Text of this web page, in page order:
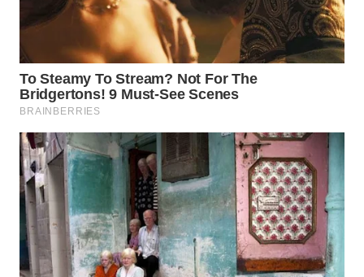
WAHANA
TANI
WAHANA
ADVOKAT
INFRASTRUKTUR
WAHANA
KONSUMEN
WAHANA
LISTRIK